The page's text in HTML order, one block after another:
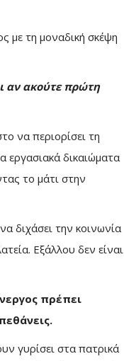
με τη μοναδική σκέψη
αν ακούτε πρώτη
να περιορίσει τη
εργασιακά δικαιώματα
το μάτι στην
διχάσει την κοινωνία
Εξάλλου δεν είναι
πρέπει
γυρίσει στα πατρικά